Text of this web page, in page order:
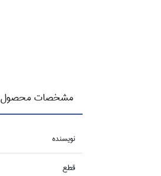
مشخصات محصول
نويسنده
قطع